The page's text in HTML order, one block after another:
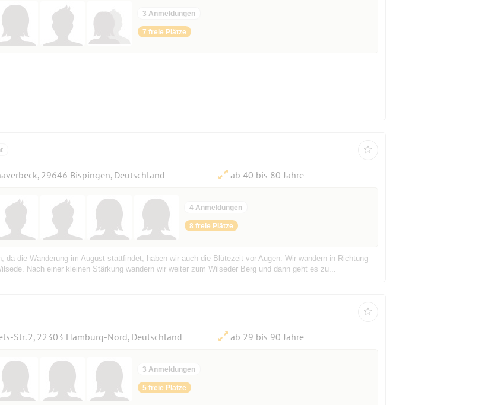
3 Anmeldungen
7 freie Plätze
29646 Bispingen, Deutschland ab 40 bis 80 Jahre
4 Anmeldungen
8 freie Plätze
da die Wanderung im August stattfindet, haben wir auch die Blütezeit vor Augen. Wir wandern in Richtung
Nach einer kleinen Stärkung wandern wir weiter zum Wilseder Berg und dann geht es zu...
Str. 2, 22303 Hamburg-Nord, Deutschland ab 29 bis 90 Jahre
3 Anmeldungen
5 freie Plätze